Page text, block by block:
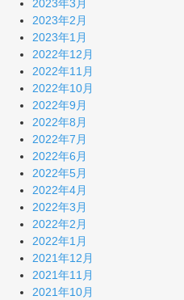
2023年3月
2023年2月
2023年1月
2022年12月
2022年11月
2022年10月
2022年9月
2022年8月
2022年7月
2022年6月
2022年5月
2022年4月
2022年3月
2022年2月
2022年1月
2021年12月
2021年11月
2021年10月